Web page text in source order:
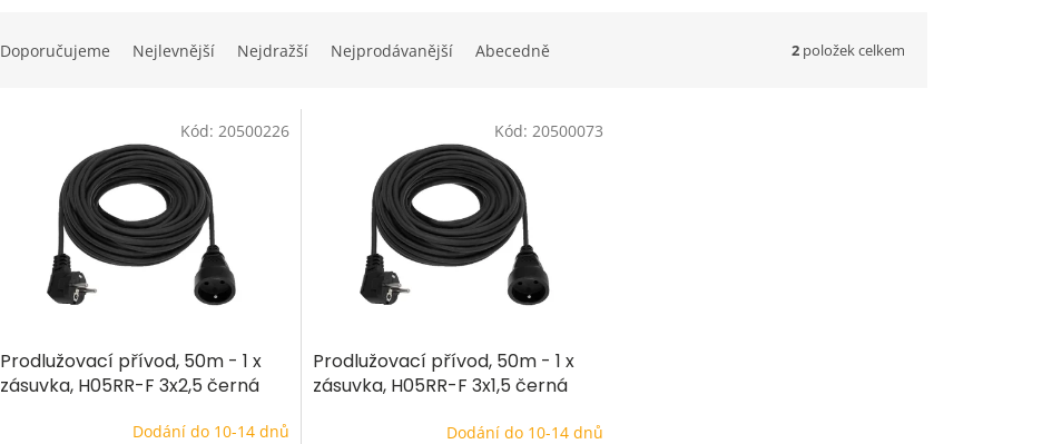
aDoporučujeme Nejlevnější Nejdražší Nejprodávanější Abecedně 2 položek celkem
Prodlužovací přívod, 50m - 1 x
zásuvka, H05RR-F 3x2,5 černá
Dodání do 10-14 dnů
Kód: 20500226
Prodlužovací přívod, 50m - 1 x
zásuvka, H05RR-F 3x1,5 černá
Dodání do 10-14 dnů
Kód: 20500073